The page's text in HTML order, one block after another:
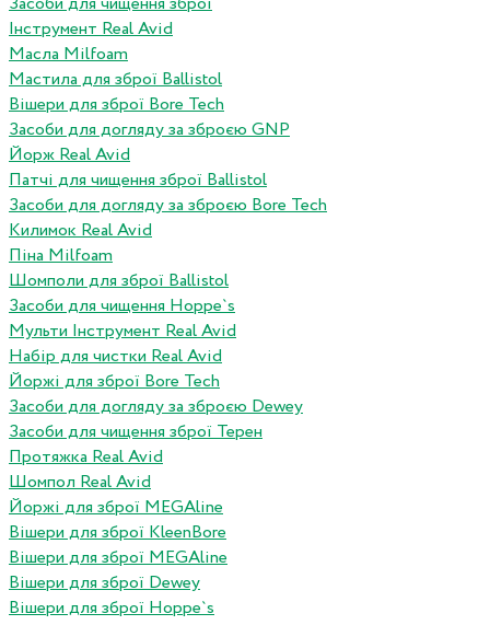
Інструмент Real Avid
Масла Milfoam
Мастила для зброї Ballistol
Вішери для зброї Bore Tech
Засоби для догляду за зброєю GNP
Йорж Real Avid
Патчі для чищення зброї Ballistol
Засоби для догляду за зброєю Bore Tech
Килимок Real Avid
Піна Milfoam
Шомполи для зброї Ballistol
Засоби для чищення Hoppe`s
Мульти Інструмент Real Avid
Набір для чистки Real Avid
Йоржі для зброї Bore Tech
Засоби для догляду за зброєю Dewey
Засоби для чищення зброї Терен
Протяжка Real Avid
Шомпол Real Avid
Йоржі для зброї MEGAline
Вішери для зброї KleenBore
Вішери для зброї MEGAline
Вішери для зброї Dewey
Вішери для зброї Hoppe`s